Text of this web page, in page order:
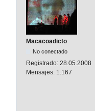
Macacoadicto
No conectado
Registrado: 28.05.2008
Mensajes: 1.167